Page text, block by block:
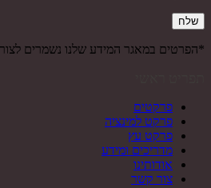
*הפרטים במאגר המידע שלנו נשמרים
פרקטים
פרקט למינציה
פרקט עץ
מדריכים ומידע
אודותינו
צור קשר